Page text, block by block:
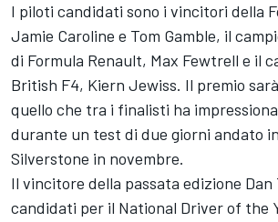
I piloti candidati sono i vincitori della
Jamie Caroline e Tom Gamble, il
di Formula Renault, Max Fewtrell e il
British F4, Kiern Jewiss. Il premio
quello che tra i finalisti ha
durante un test di due giorni andato
Silverstone in novembre.
Il vincitore della passata edizione
candidati per il National Driver of the